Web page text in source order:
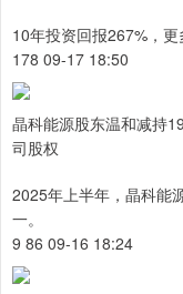
10年投资回报267%，更
178 09-17 18:50
晶科能源股东温和减持
司股权
2025年上半年，晶科能
一。
9 86 09-16 18:24